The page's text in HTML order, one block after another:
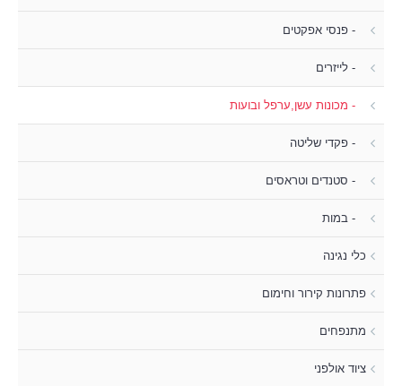
- פנסי אפקטים
- לייזרים
- מכונות עשן,ערפל ובועות
- פקדי שליטה
- סטנדים וטראסים
- במות
כלי נגינה
פתרונות קירור וחימום
מתנפחים
ציוד אולפני